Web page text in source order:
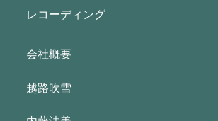
レコーディング
会社概要
越路吹雪